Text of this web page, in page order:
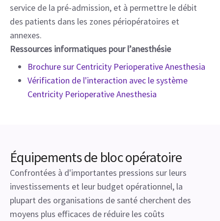
service de la pré-admission, et à permettre le débit
des patients dans les zones périopératoires et
annexes.
Ressources informatiques pour l’anesthésie
Brochure sur Centricity Perioperative Anesthesia
Vérification de l'interaction avec le système
Centricity Perioperative Anesthesia
Équipements de bloc opératoire
Confrontées à d'importantes pressions sur leurs
investissements et leur budget opérationnel, la
plupart des organisations de santé cherchent des
moyens plus efficaces de réduire les coûts